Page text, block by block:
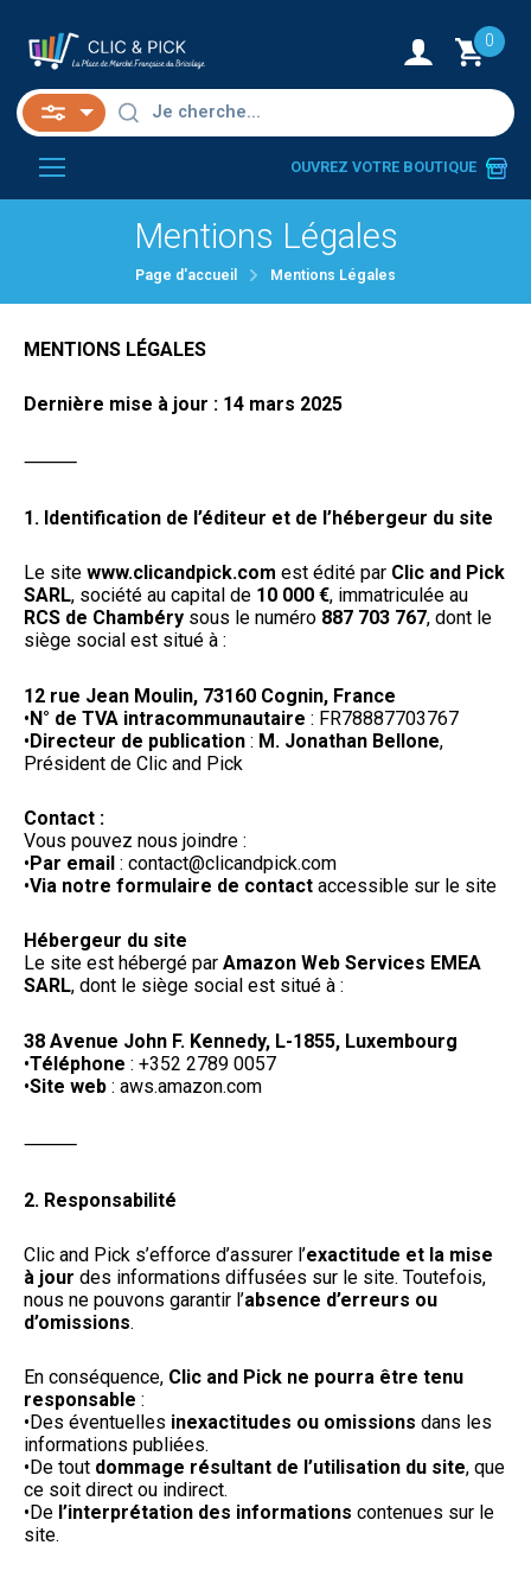
0
OUVREZ VOTRE BOUTIQUE
Mentions Légales
Page d'accueil Mentions Légales
MENTIONS LÉGALES
Dernière mise à jour : 14 mars 2025
⸻
1. Identification de l’éditeur et de l’hébergeur du site
Le site www.clicandpick.com est édité par Clic and Pick
SARL, société au capital de 10 000 €, immatriculée au
RCS de Chambéry sous le numéro 887 703 767, dont le
siège social est situé à :
12 rue Jean Moulin, 73160 Cognin, France
•N° de TVA intracommunautaire : FR78887703767
•Directeur de publication : M. Jonathan Bellone,
Président de Clic and Pick
Contact :
Vous pouvez nous joindre :
•Par email : contact@clicandpick.com
•Via notre formulaire de contact accessible sur le site
Hébergeur du site
Le site est hébergé par Amazon Web Services EMEA
SARL, dont le siège social est situé à :
38 Avenue John F. Kennedy, L-1855, Luxembourg
•Téléphone : +352 2789 0057
•Site web : aws.amazon.com
⸻
2. Responsabilité
Clic and Pick s’efforce d’assurer l’exactitude et la mise
à jour des informations diffusées sur le site. Toutefois,
nous ne pouvons garantir l’absence d’erreurs ou
d’omissions.
En conséquence, Clic and Pick ne pourra être tenu
responsable :
• Des éventuelles inexactitudes ou omissions dans les
informations publiées.
• De tout dommage résultant de l’utilisation du site, que
ce soit direct ou indirect.
• De l’interprétation des informations contenues sur le
site.